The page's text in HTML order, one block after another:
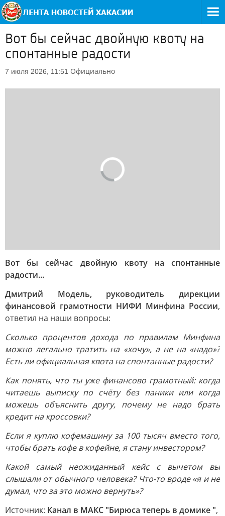
Вот бы сейчас двойную квоту на
спонтанные радости
7 июля 2026, 11:51 Официально
Вот бы сейчас двойную квоту на спонтанные
радости...
Дмитрий Модель, руководитель дирекции
финансовой грамотности НИФИ Минфина России,
ответил на наши вопросы:
Сколько процентов дохода по правилам Минфина
можно легально тратить на «хочу», а не на «надо»?
Есть ли официальная квота на спонтанные радости?
Как понять, что ты уже финансово грамотный: когда
читаешь выписку по счёту без паники или когда
можешь объяснить другу, почему не надо брать
кредит на кроссовки?
Если я куплю кофемашину за 100 тысяч вместо того,
чтобы брать кофе в кофейне, я стану инвестором?
Какой самый неожиданный кейс с вычетом вы
слышали от обычного человека? Что-то вроде «я и не
думал, что за это можно вернуть»?
Источник: Канал в МАКС "Бирюса теперь в домике ",